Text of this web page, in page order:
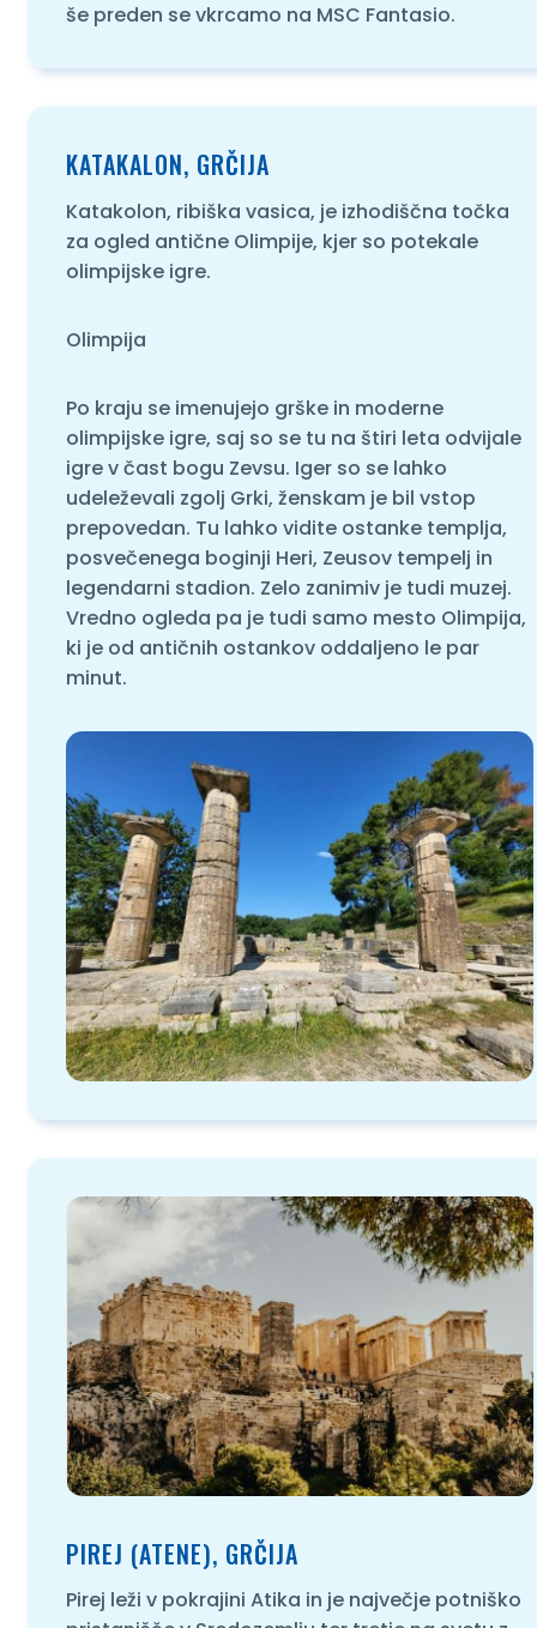
še preden se vkrcamo na MSC Fantasio.
KATAKALON, GRČIJA
Katakolon, ribiška vasica, je izhodiščna točka
za ogled antične Olimpije, kjer so potekale
olimpijske igre.
Olimpija
Po kraju se imenujejo grške in moderne
olimpijske igre, saj so se tu na štiri leta odvijale
igre v čast bogu Zevsu. Iger so se lahko
udeleževali zgolj Grki, ženskam je bil vstop
prepovedan. Tu lahko vidite ostanke templja,
posvečenega boginji Heri, Zeusov tempelj in
legendarni stadion. Zelo zanimiv je tudi muzej.
Vredno ogleda pa je tudi samo mesto Olimpija,
ki je od antičnih ostankov oddaljeno le par
minut.
PIREJ (ATENE), GRČIJA
Pirej leži v pokrajini Atika in je največje potniško